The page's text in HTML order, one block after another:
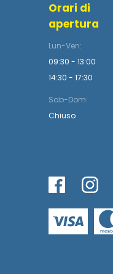
Orari di
apertura
Lun-Ven:
09:30 - 13:00
14:30 - 17:30
Sab-Dom:
Chiuso